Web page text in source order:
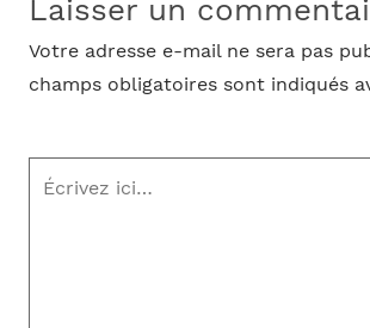
Laisser un
Votre adresse e-mail ne sera pas
champs obligatoires sont indiqués
Écrivez